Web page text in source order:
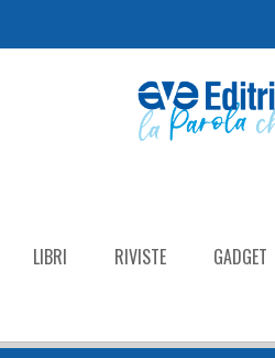
LIBRI RIVISTE GADGET